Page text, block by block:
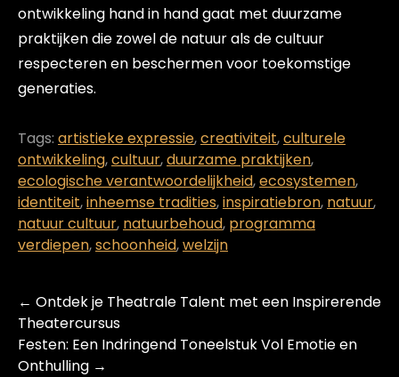
ontwikkeling hand in hand gaat met duurzame
praktijken die zowel de natuur als de cultuur
respecteren en beschermen voor toekomstige
generaties.
Tags: artistieke expressie,creativiteit,culturele
ontwikkeling,cultuur,duurzame praktijken,
ecologische verantwoordelijkheid,ecosystemen,
identiteit,inheemse tradities,inspiratiebron, natuur,
natuur cultuur, natuurbehoud, programma
verdiepen,schoonheid,welzijn
Post
navigation
← Ontdek je Theatrale Talent met een Inspirerende
Theatercursus
Festen: Een Indringend Toneelstuk Vol Emotie en
Onthulling →